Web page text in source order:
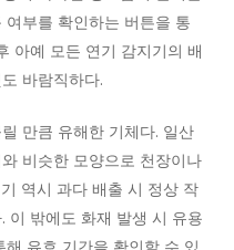
부를 확인하는 버튼을 통
아예 모든 연기 감지기의 배
바람직하다.
릴 만큼 유해한 기체다. 일산
비슷한 모양으로 천장이나
역시 과다 배출 시 정상 작
이 밖에도 화재 발생 시 유용